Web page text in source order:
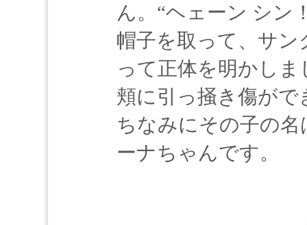
ん。“ヘェーン シン
帽子を取って、サ
って正体を明かしま
頬に引っ掻き傷がで
ちなみにその子の
ーナちゃんです。